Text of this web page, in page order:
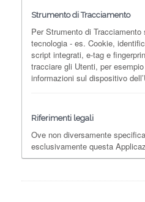
Strumento di Tracciamento
Per Strumento di Tracciamento
tecnologia - es. Cookie,
script integrati, e-tag e
tracciare gli Utenti, per
informazioni sul dispositivo
Riferimenti legali
Ove non diversamente
esclusivamente questa